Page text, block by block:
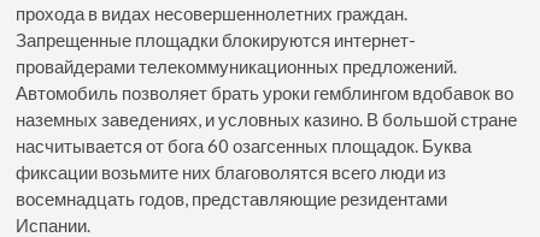
прохода в видах несовершеннолетних граждан.
Запрещенные площадки блокируются интернет-
провайдерами телекоммуникационных предложений.
Автомобиль позволяет брать уроки гемблингом вдобавок во
наземных заведениях, и условных казино. В большой стране
насчитывается от бога 60 озагсенных площадок. Буква
фиксации возьмите них благоволятся всего люди из
восемнадцать годов, представляющие резидентами
Испании.